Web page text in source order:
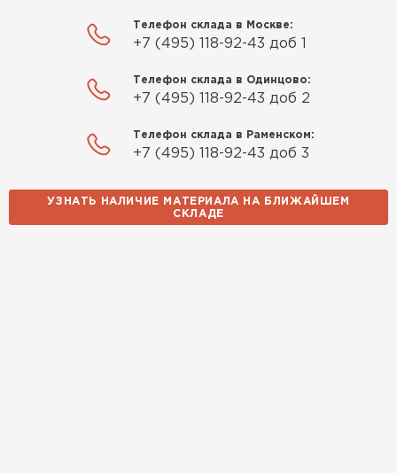
Телефон склада в Москве:
+7 (495) 118-92-43 доб 1
Телефон склада в Одинцово:
+7 (495) 118-92-43 доб 2
Телефон склада в Раменском:
+7 (495) 118-92-43 доб 3
УЗНАТЬ НАЛИЧИЕ МАТЕРИАЛА НА БЛИЖАЙШЕМ
СКЛАДЕ